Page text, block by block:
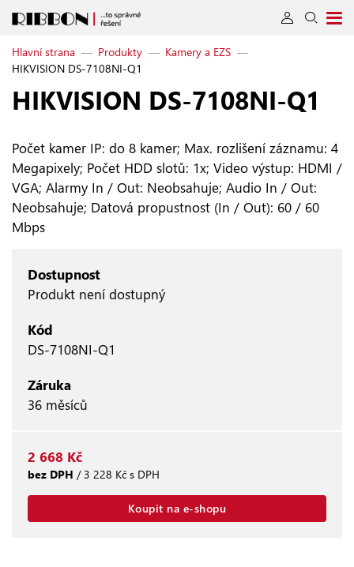
Hlavní strana — Produkty — Kamery a EZS —
HIKVISION DS-7108NI-Q1
HIKVISION DS‑7108NI‑Q1
Počet kamer IP: do 8 kamer; Max. rozlišení záznamu: 4
Megapixely; Počet HDD slotů: 1x; Video výstup: HDMI /
VGA; Alarmy In / Out: Neobsahuje; Audio In / Out:
Neobsahuje; Datová propustnost (In / Out): 60 / 60
Mbps
Dostupnost
Produkt není dostupný
Kód
DS-7108NI-Q1
Záruka
36 měsíců
2 668 Kč
bez DPH / 3 228 Kč s DPH
Koupit na e-shopu